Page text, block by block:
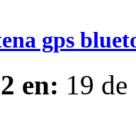
gps
en: 19